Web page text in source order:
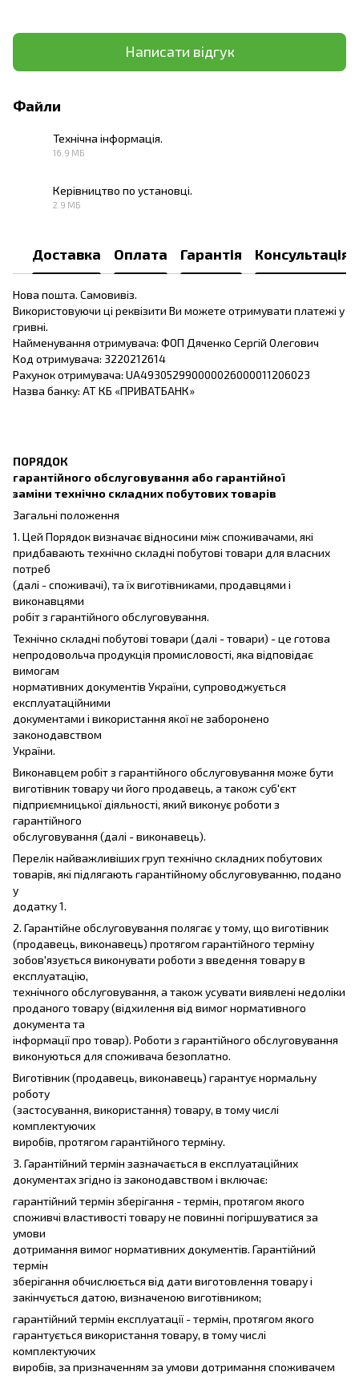
Написати відгук
Файли
Технічна інформація.
16.9 МБ
Керівництво по установці.
2.9 МБ
Доставка Оплата Гарантія Консультація
Нова пошта. Самовивіз.
Використовуючи ці реквізити Ви можете отримувати платежі у
гривні.
Найменування отримувача: ФОП Дяченко Сергій Олегович
Код отримувача: 3220212614
Рахунок отримувача: UA493052990000026000011206023
Назва банку: АТ КБ «ПРИВАТБАНК»
ПОРЯДОК
гарантійного обслуговування або гарантійної
заміни технічно складних побутових товарів
Загальні положення
1. Цей Порядок визначає відносини між споживачами, які
придбавають технічно складні побутові товари для власних
потреб
(далі - споживачі), та їх виготівниками, продавцями і
виконавцями
робіт з гарантійного обслуговування.
Технічно складні побутові товари (далі - товари) - це готова
непродовольча продукція промисловості, яка відповідає
вимогам
нормативних документів України, супроводжується
експлуатаційними
документами і використання якої не заборонено
законодавством
України.
Виконавцем робіт з гарантійного обслуговування може бути
виготівник товару чи його продавець, а також суб'єкт
підприємницької діяльності, який виконує роботи з
гарантійного
обслуговування (далі - виконавець).
Перелік найважливіших груп технічно складних побутових
товарів, які підлягають гарантійному обслуговуванню, подано
у
додатку 1.
2. Гарантійне обслуговування полягає у тому, що виготівник
(продавець, виконавець) протягом гарантійного терміну
зобов'язується виконувати роботи з введення товару в
експлуатацію,
технічного обслуговування, а також усувати виявлені недоліки
проданого товару (відхилення від вимог нормативного
документа та
інформації про товар). Роботи з гарантійного обслуговування
виконуються для споживача безоплатно.
Виготівник (продавець, виконавець) гарантує нормальну
роботу
(застосування, використання) товару, в тому числі
комплектуючих
виробів, протягом гарантійного терміну.
3. Гарантійний термін зазначається в експлуатаційних
документах згідно із законодавством і включає:
гарантійний термін зберігання - термін, протягом якого
споживчі властивості товару не повинні погіршуватися за
умови
дотримання вимог нормативних документів. Гарантійний
термін
зберігання обчислюється від дати виготовлення товару і
закінчується датою, визначеною виготівником;
гарантійний термін експлуатації - термін, протягом якого
гарантується використання товару, в тому числі
комплектуючих
виробів, за призначенням за умови дотримання споживачем